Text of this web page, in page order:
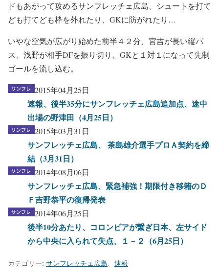
ドもあがって攻めるサンフレッチェ広島、シュートを打て
ども打てども枠を外れたり、GKに防がれたり…
いやな空気が広がり始めた前半４２分、宮吉が長い縦パ
ス、浅野が相手DFを振り切り、GKと１対１になって先制
ゴールを流し込む。
2015年04月25日
速報、後半35分にサンフレッチェ広島追加点、途中
出場の野津田（4月25日）
2015年03月31日
サンフレッチェ広島、 茶島雄介選手プロＡ契約を締
結（3月31日）
2014年08月06日
サンフレッチェ広島、緊急補強！期限付き移籍のＤ
Ｆ吉野恭平の復帰発表
2014年06月25日
後半10分あたり、コロンビアが繋ぎ日本、左サイド
から中央に入られて失点、１－２（6月25日）
カテゴリー: サンフレッチェ広島 速報